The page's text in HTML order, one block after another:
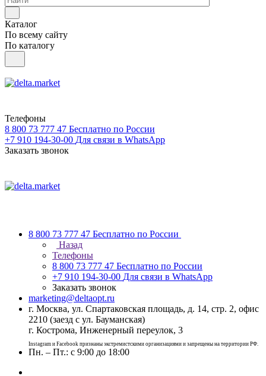
Каталог
По всему сайту
По каталогу
Телефоны
8 800 73 777 47 Бесплатно по России
+7 910 194-30-00 Для связи в WhatsApp
Заказать звонок
8 800 73 777 47 Бесплатно по России
Назад
Телефоны
8 800 73 777 47 Бесплатно по России
+7 910 194-30-00 Для связи в WhatsApp
Заказать звонок
marketing@deltaopt.ru
г. Москва, ул. Спартаковская площадь, д. 14, стр. 2, офис
2210 (заезд с ул. Бауманская)
г. Кострома, Инженерный переулок, 3
Instagram и Facebook признаны экстремистскими организациями и запрещены на территории РФ.
Пн. – Пт.: с 9:00 до 18:00